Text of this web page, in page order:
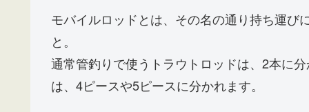
モバイルロッドとは、その名の通り持ち運び
と。
通常管釣りで使うトラウトロッドは、2本に
は、4ピースや5ピースに分かれます。